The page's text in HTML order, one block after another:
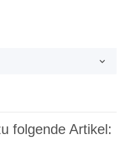
folgende Artikel: